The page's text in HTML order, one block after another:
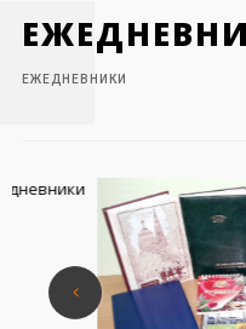
ЕЖЕДНЕВНИКИ